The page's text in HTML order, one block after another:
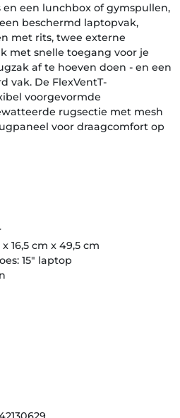
een lunchbox of gymspullen,
beschermd laptopvak,
met rits, twee externe
met snelle toegang voor je
af te hoeven doen - en een
vak. De FlexVentT-
voorgevormde
rugsectie met mesh
voor draagcomfort op
16,5 cm x 49,5 cm
15" laptop